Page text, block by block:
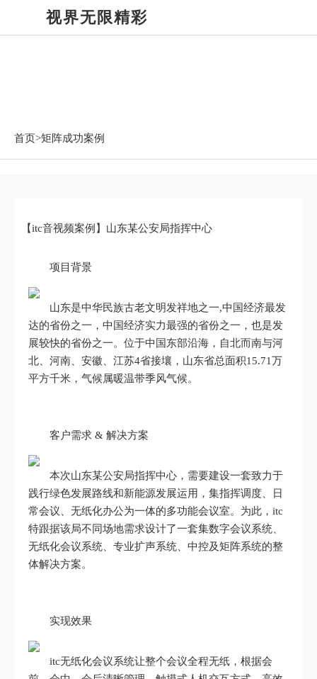
视界无限精彩
首页>矩阵成功案例
【itc音视频案例】山东某公安局指挥中心
项目背景
山东是中华民族古老文明发祥地之一,中国经济最发
达的省份之一，中国经济实力最强的省份之一，也是发
展较快的省份之一。位于中国东部沿海，自北而南与河
北、河南、安徽、江苏4省接壤，山东省总面积15.71万
平方千米，气候属暖温带季风气候。
客户需求 & 解决方案
本次山东某公安局指挥中心，需要建设一套致力于
践行绿色发展路线和新能源发展运用，集指挥调度、日
常会议、无纸化办公为一体的多功能会议室。为此，itc
特跟据该局不同场地需求设计了一套集数字会议系统、
无纸化会议系统、专业扩声系统、中控及矩阵系统的整
体解决方案。
实现效果
itc无纸化会议系统让整个会议全程无纸，根据会